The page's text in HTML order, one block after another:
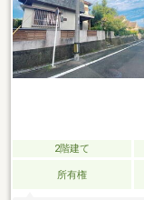
2階建て
所有権